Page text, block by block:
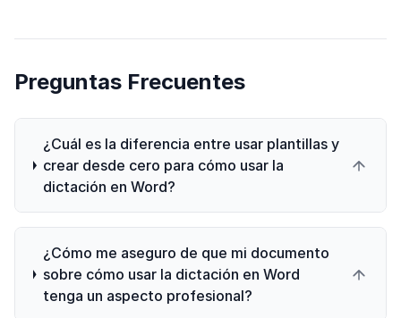
Preguntas Frecuentes
¿Cuál es la diferencia entre usar plantillas y
crear desde cero para cómo usar la
dictación en Word?
¿Cómo me aseguro de que mi documento
sobre cómo usar la dictación en Word
tenga un aspecto profesional?